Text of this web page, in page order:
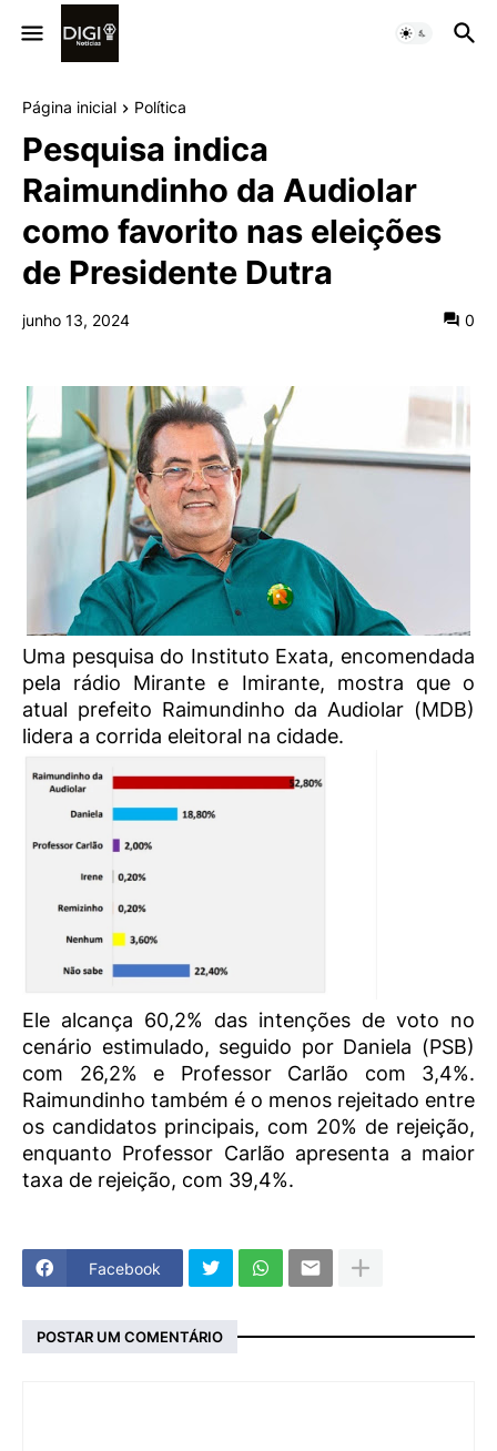
Página inicial Política
Pesquisa indica
Raimundinho da Audiolar
como favorito nas eleições
de Presidente Dutra
junho 13, 2024 0
Uma pesquisa do Instituto Exata, encomendada
pela rádio Mirante e Imirante, mostra que o
atual prefeito Raimundinho da Audiolar (MDB)
lidera a corrida eleitoral na cidade.
Ele alcança 60,2% das intenções de voto no
cenário estimulado, seguido por Daniela (PSB)
com 26,2% e Professor Carlão com 3,4%.
Raimundinho também é o menos rejeitado entre
os candidatos principais, com 20% de rejeição,
enquanto Professor Carlão apresenta a maior
taxa de rejeição, com 39,4%.
Facebook
POSTAR UM COMENTÁRIO